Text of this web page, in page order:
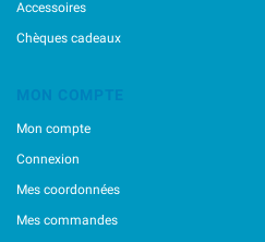
Accessoires
Chèques cadeaux
MON COMPTE
Mon compte
Connexion
Mes coordonnées
Mes commandes